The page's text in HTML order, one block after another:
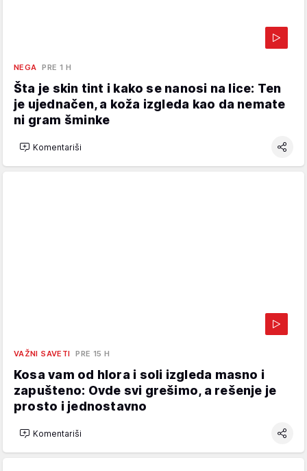
NEGA PRE 1 H
Šta je skin tint i kako se nanosi na lice: Ten
je ujednačen, a koža izgleda kao da nemate
ni gram šminke
Komentariši
VAŽNI SAVETI PRE 15 H
Kosa vam od hlora i soli izgleda masno i
zapušteno: Ovde svi grešimo, a rešenje je
prosto i jednostavno
Komentariši